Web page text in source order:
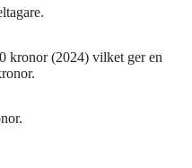
kronor (2024) vilket ger en